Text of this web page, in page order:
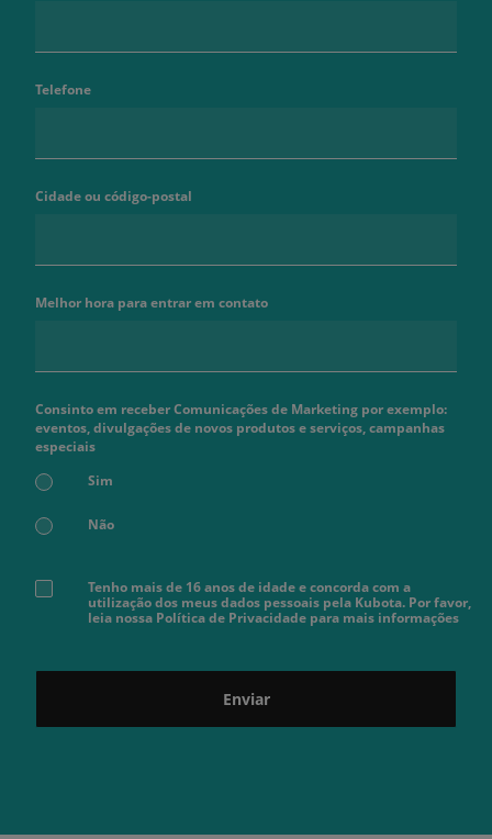
Telefone
Cidade ou código-postal
Melhor hora para entrar em contato
Consinto em receber Comunicações de Marketing por exemplo:
eventos, divulgações de novos produtos e serviços, campanhas
especiais
Sim
Não
Tenho mais de 16 anos de idade e concorda com a
utilização dos meus dados pessoais pela Kubota. Por favor,
leia nossa Política de Privacidade para mais informações
Enviar